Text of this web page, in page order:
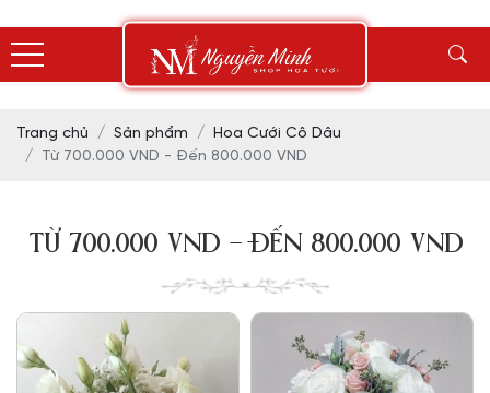
Trang chủ Sản phẩm
Hoa Cưới Cô Dâu
Từ 700.000 VND - Đến 800.000 VND
TỪ 700.000 VND - ĐẾN 800.000 VND